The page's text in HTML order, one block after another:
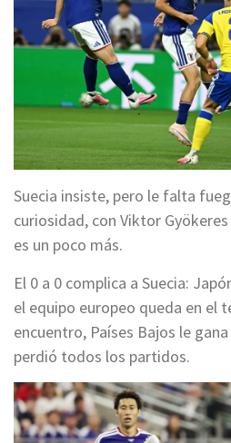
Suecia insiste, pero le falta
curiosidad, con Viktor
es un poco más.
El 0 a 0 complica a Suecia:
el equipo europeo queda en el
encuentro, Países Bajos le
perdió todos los partidos.